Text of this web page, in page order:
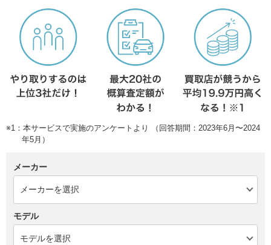
※1：本サービスで実施のアンケートより （回答期間：2023年6月〜2024
年5月）
メーカー
モデル